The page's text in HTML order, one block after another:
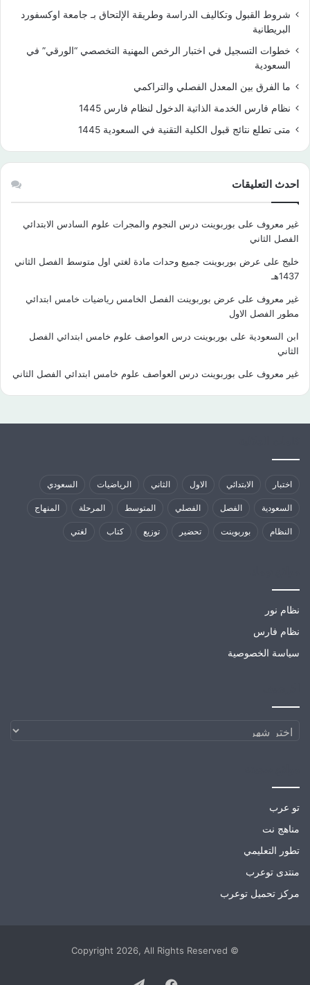
شروط القبول وتكاليف الدراسة وطريقة الإلتحاق بـ جامعة اوكسفورد
البريطانية
خطوات التسجيل في اختبار الرخص المهنية التخصصي “الورقي” في
السعودية
ما الفرق بين المعدل الفصلي والتراكمي
نظام فارس الخدمة الذاتية الدخول لنظام فارس 1445
متى تطلع نتائج قبول الكلية التقنية في السعودية 1445
احدث التعليقات
غير معروف على بوربوينت درس النجوم والمجرات علوم السادس الابتدائي
الفصل الثاني
خليج على عرض بوربوينت جميع وحدات مادة لغتي اول متوسط الفصل الثاني
1437هـ
غير معروف على عرض بوربوينت الفصل الخامس رياضيات خامس ابتدائي
مطور الفصل الاول
ابن السعودية على بوربوينت درس العواصف علوم خامس ابتدائي الفصل
الثاني
غير معروف على بوربوينت درس العواصف علوم خامس ابتدائي الفصل الثاني
اختبار الابتدائي الاول الثاني الرياضيات السعودي
السعودية الفصل الفصلي المتوسط المرحلة المنهاج
النظام بوربوينت تحضير توزيع كتاب لغتي
نظام نور
نظام فارس
سياسة الخصوصية
الارشيف
تو عرب
مناهج نت
تطور التعليمي
منتدى توعرب
مركز تحميل توعرب
© Copyright 2026, All Rights Reserved